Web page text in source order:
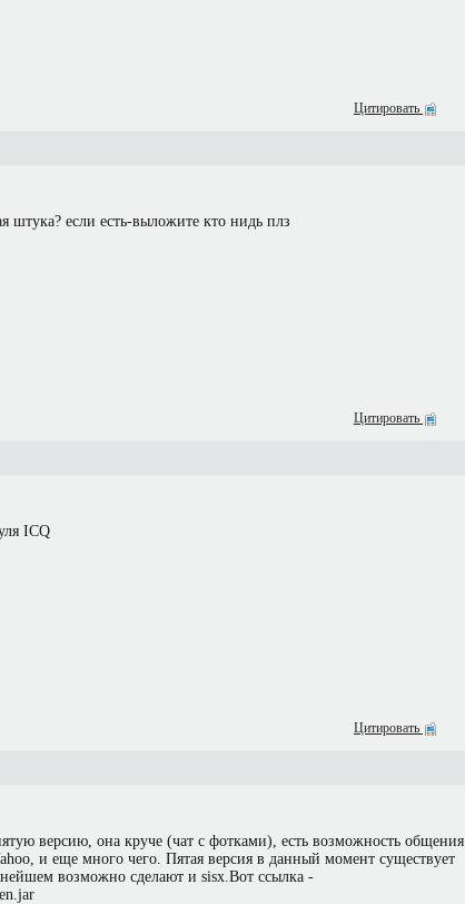
Цитировать
штука? если есть-выложите кто нидь плз
Цитировать
ICQ
Цитировать
версию, она круче (чат с фотками), есть возможность общения
и еще много чего. Пятая версия в данный момент существует
возможно сделают и sisx.Вот ссылка -